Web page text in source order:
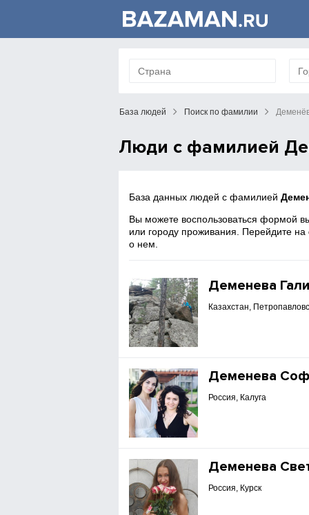
База людей Поиск по фамилии
Люди с фамилией
База данных людей с фамилией
Вы можете воспользоваться формой
или городу проживания. Перейдите
о нем.
Деменева
Казахстан,
Деменева
Россия, Калуга
Деменева
Россия, Курск